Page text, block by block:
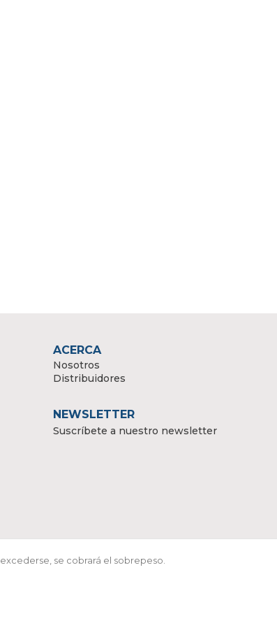
ACERCA
Nosotros
Distribuidores
NEWSLETTER
Suscríbete a nuestro newsletter
se cobrará el sobrepeso.